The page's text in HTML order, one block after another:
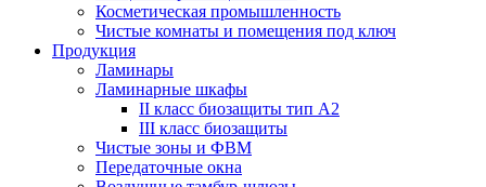
Косметическая промышленность
Чистые комнаты и помещения под ключ
Продукция
Ламинары
Ламинарные шкафы
II класс биозащиты тип А2
III класс биозащиты
Чистые зоны и ФВМ
Передаточные окна